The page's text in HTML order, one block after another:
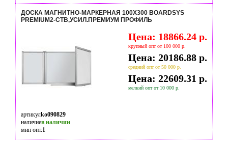
ДОСКА МАГНИТНО-МАРКЕРНАЯ 100Х300 BOARDSYS
PREMIUM2-СТВ,УСИЛ.ПРЕМИУМ ПРОФИЛЬ
Цена: 18866.24 р.
крупный опт от 100 000 р.
Цена: 20186.88 р.
средний опт от 50 000 р.
Цена: 22609.31 р.
мелкий опт от 10 000 р.
артикулko090829
наличиев наличии
мин опт.1